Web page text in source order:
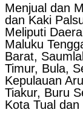
Menjual dan
dan Kaki
Meliputi
Maluku
Barat,
Timur, Bula,
Kepulauan
Tiakur, Buru
Kota Tual